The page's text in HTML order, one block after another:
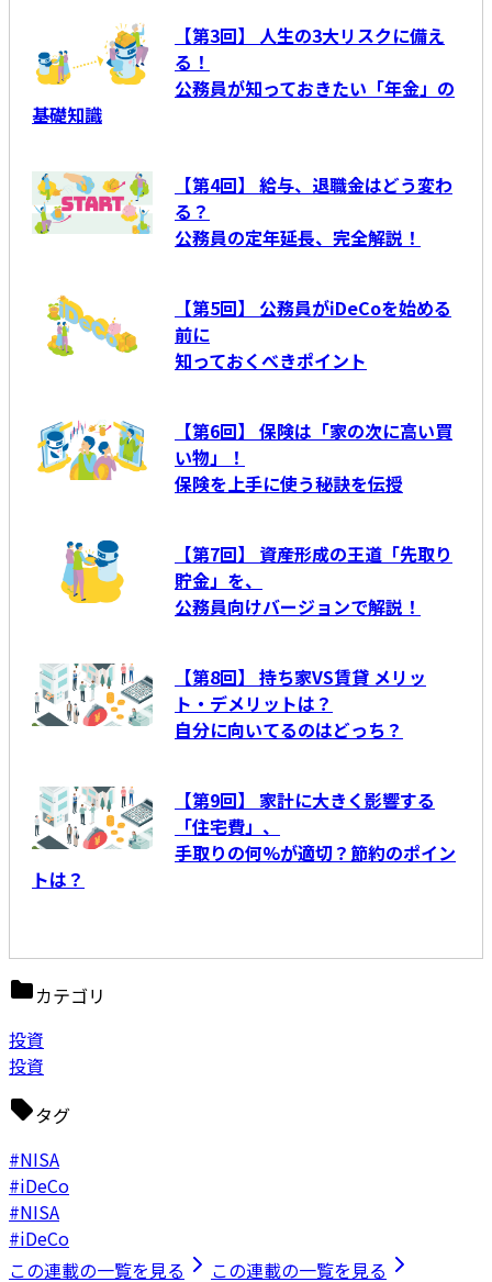
【第3回】 人生の3大リスクに備え
る！
公務員が知っておきたい「年金」の
基礎知識
【第4回】 給与、退職金はどう変わ
る？
公務員の定年延長、完全解説！
【第5回】 公務員がiDeCoを始める
前に
知っておくべきポイント
【第6回】 保険は「家の次に高い買
い物」！
保険を上手に使う秘訣を伝授
【第7回】 資産形成の王道「先取り
貯金」を、
公務員向けバージョンで解説！
【第8回】 持ち家VS賃貸 メリッ
ト・デメリットは？
自分に向いてるのはどっち？
【第9回】 家計に大きく影響する
「住宅費」、
手取りの何%が適切？節約のポイン
トは？
カテゴリ
投資
投資
タグ
#NISA
#iDeCo
#NISA
#iDeCo
この連載の一覧を見る
この連載の一覧を見る